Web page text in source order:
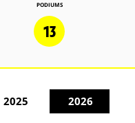
PODIUMS
13
2025 2026